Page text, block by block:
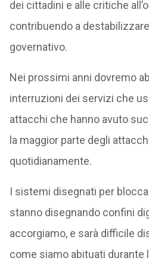
dei cittadini e alle critiche
contribuendo a
governativo.
Nei prossimi anni dovremo
interruzioni dei servizi che
attacchi che hanno avuto
la maggior parte degli
quotidianamente.
I sistemi disegnati per
stanno disegnando confini
accorgiamo, e sarà difficile
come siamo abituati durante